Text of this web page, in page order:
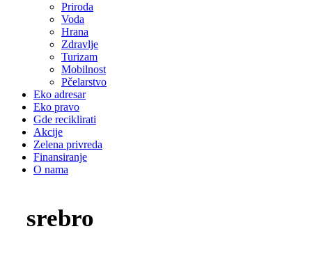
Priroda
Voda
Hrana
Zdravlje
Turizam
Mobilnost
Pčelarstvo
Eko adresar
Eko pravo
Gde reciklirati
Akcije
Zelena privreda
Finansiranje
O nama
srebro